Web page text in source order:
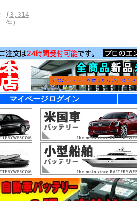
(3,314
件)
マイページログイン